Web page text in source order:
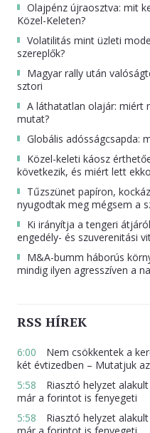
Olajpénz újraosztva: mit
Közel-Keleten?
Volatilitás mint üzleti
szereplők?
Magyar rally után
sztori
A láthatatlan olajár: miért
mutat?
Globális adósságcsapda:
Közel-keleti káosz
következik, és miért lett
Tűzszünet papíron,
nyugodtak meg mégsem a
Ki irányítja a tengeri
engedély- és szuverenitási
M&A-bumm háborús
mindig ilyen agresszíven a
RSS HÍREK
6:00
Nem csökkentek a
két évtizedben – Mutatjuk
5:58
Riasztó helyzet
már a forintot is fenyegeti
5:58
Riasztó helyzet